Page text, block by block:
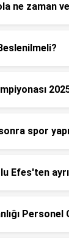
ne zaman
spor
Efes'ten
Personel